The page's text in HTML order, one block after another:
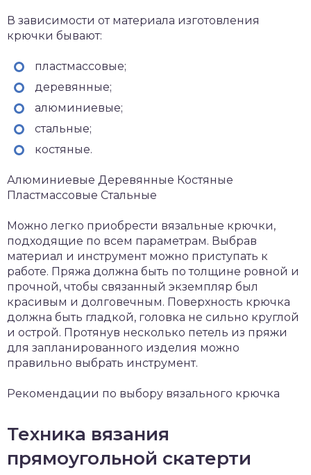
В зависимости от материала изготовления
крючки бывают:
пластмассовые;
деревянные;
алюминиевые;
стальные;
костяные.
Алюминиевые Деревянные Костяные
Пластмассовые Стальные
Можно легко приобрести вязальные крючки,
подходящие по всем параметрам. Выбрав
материал и инструмент можно приступать к
работе. Пряжа должна быть по толщине ровной и
прочной, чтобы связанный экземпляр был
красивым и долговечным. Поверхность крючка
должна быть гладкой, головка не сильно круглой
и острой. Протянув несколько петель из пряжи
для запланированного изделия можно
правильно выбрать инструмент.
Рекомендации по выбору вязального крючка
Техника вязания
прямоугольной скатерти